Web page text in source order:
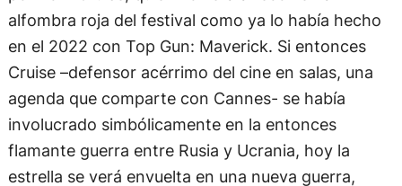
en el 2022 con Top Gun: Maverick. Si entonces
Cruise –defensor acérrimo del cine en salas, una
agenda que comparte con Cannes- se había
involucrado simbólicamente en la entonces
flamante guerra entre Rusia y Ucrania, hoy la
estrella se verá envuelta en una nueva guerra,
pero muy diferente. La amenaza de Donald Trump